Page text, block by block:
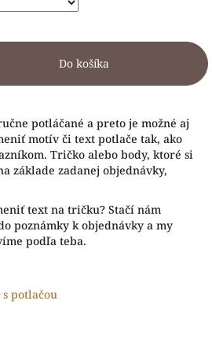
Do košíka
potláčané a preto je možné aj
motív či text potlače tak, ako
Tričko alebo body, ktoré si
základe zadanej objednávky,
text na tričku? Stačí nám
poznámky k objednávky a my
podľa teba.
potlačou